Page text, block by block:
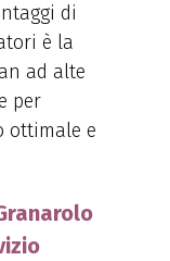
di
è la
ad alte
per
ottimale e